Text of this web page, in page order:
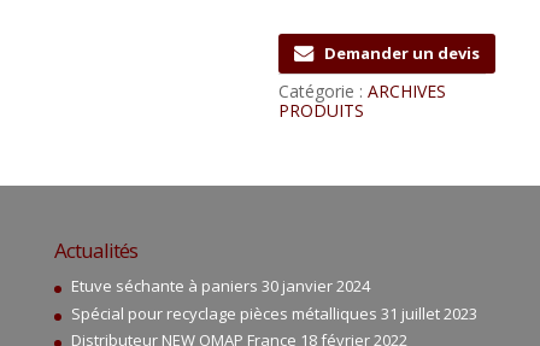
Demander un devis
Catégorie :ARCHIVES
PRODUITS
Actualités
Etuve séchante à paniers 30 janvier 2024
Spécial pour recyclage pièces métalliques 31 juillet 2023
Distributeur NEW OMAP France 18 février 2022